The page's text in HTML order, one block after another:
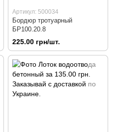
Артикул: 500034
Бордюр тротуарный
БР100.20.8
225.00 грн/шт.